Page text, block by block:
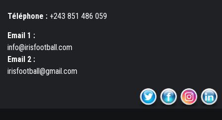
Téléphone : +243 851 486 059
Email 1 :
info@irisfootball.com
Email 2 :
irisfootball@gmail.com